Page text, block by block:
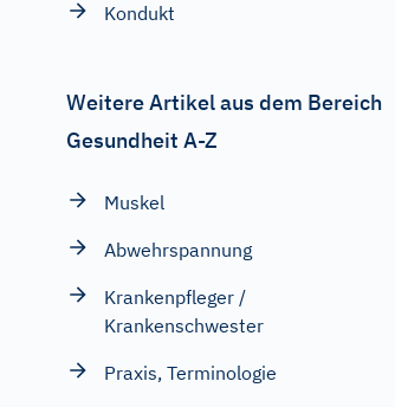
Kondukt
Weitere Artikel aus dem Bereich
Gesundheit A-Z
Muskel
Abwehrspannung
Krankenpfleger /
Krankenschwester
Praxis, Terminologie